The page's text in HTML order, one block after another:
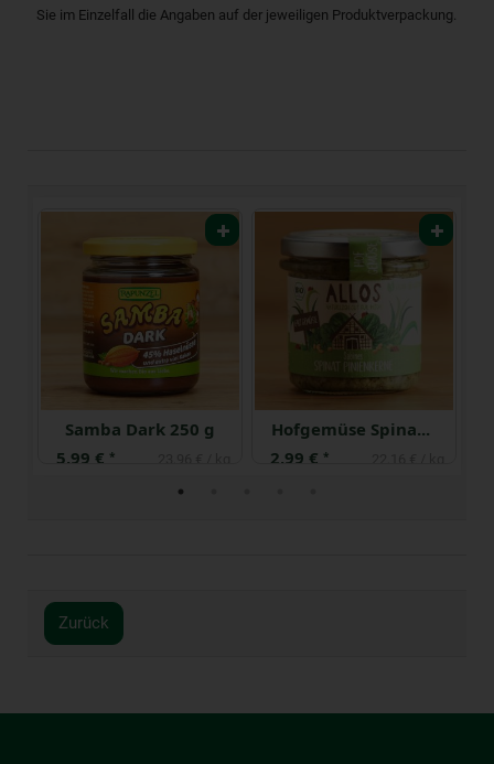
Sie im Einzelfall die Angaben auf der jeweiligen Produktverpackung.
Samba Dark 250 g
5,99 € *
Hofgemüse Spinat Pinienkerne
2,99 € *
Zurück